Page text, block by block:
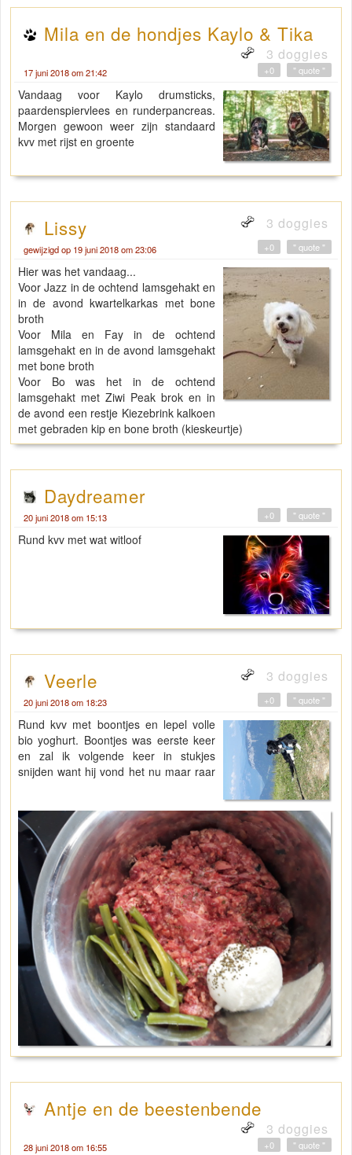
Mila en de hondjes Kaylo & Tika
3 doggies
17 juni 2018 om 21:42 " quote "
+0
Vandaag voor Kaylo drumsticks,
paardenspiervlees en runderpancreas.
Morgen gewoon weer zijn standaard
kvv met rijst en groente
Lissy 3 doggies
gewijzigd op 19 juni 2018 om 23:06 " quote "
+0
Hier was het vandaag...
Voor Jazz in de ochtend lamsgehakt en
in de avond kwartelkarkas met bone
broth
Voor Mila en Fay in de ochtend
lamsgehakt en in de avond lamsgehakt
met bone broth
Voor Bo was het in de ochtend
lamsgehakt met Ziwi Peak brok en in
de avond een restje Kiezebrink kalkoen
met gebraden kip en bone broth (kieskeurtje)
Daydreamer
20 juni 2018 om 15:13 " quote "
+0
Rund kvv met wat witloof
Veerle 3 doggies
20 juni 2018 om 18:23 " quote "
+0
Rund kvv met boontjes en lepel volle
bio yoghurt. Boontjes was eerste keer
en zal ik volgende keer in stukjes
snijden want hij vond het nu maar raar
Antje en de beestenbende
3 doggies
28 juni 2018 om 16:55 " quote "
+0